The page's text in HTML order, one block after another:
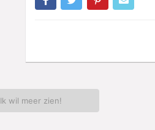
Ik wil meer zien!